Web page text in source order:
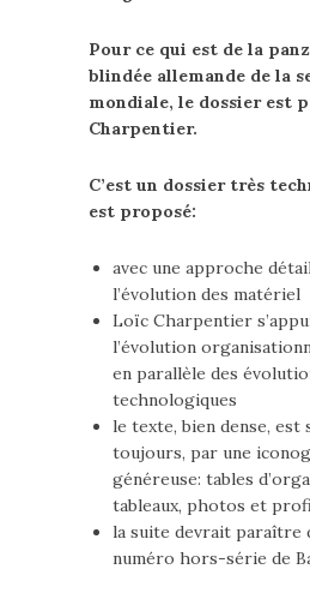
Pour ce qui est de la
blindée allemande de la
mondiale, le dossier est
Charpentier.
C’est un dossier très
est proposé:
avec une approche
l’évolution des matériel
Loïc Charpentier
l’évolution
en parallèle des
technologiques
le texte, bien dense, est
toujours, par une
généreuse: tables
tableaux, photos et
la suite devrait paraître
numéro hors-série de